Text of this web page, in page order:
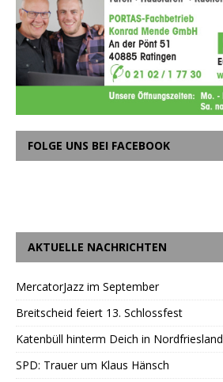
FOLGE UNS BEI FACEBOOK
AKTUELLE NACHRICHTEN
MercatorJazz im September
Breitscheid feiert 13. Schlossfest
Katenbüll hinterm Deich in Nordfriesland
SPD: Trauer um Klaus Hänsch